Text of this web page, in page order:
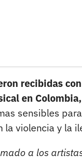
recibidas
en Colombia,
sensibles
la violencia y la
a los